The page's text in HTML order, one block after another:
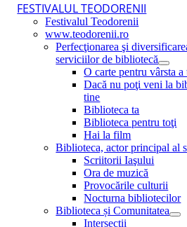
FESTIVALUL TEODORENII
Festivalul Teodorenii
www.teodorenii.ro
Perfecţionarea şi
serviciilor de bibliotecă
O carte pentru vârsta a
Dacă nu poţi veni la
tine
Biblioteca ta
Biblioteca pentru toţi
Hai la film
Biblioteca, actor principal al
Scriitorii Iaşului
Ora de muzică
Provocările culturii
Nocturna bibliotecilor
Biblioteca și Comunitatea
Intersecţii